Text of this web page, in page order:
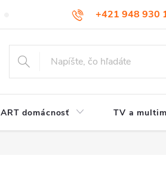
+421 948 930
domácnosť TV a